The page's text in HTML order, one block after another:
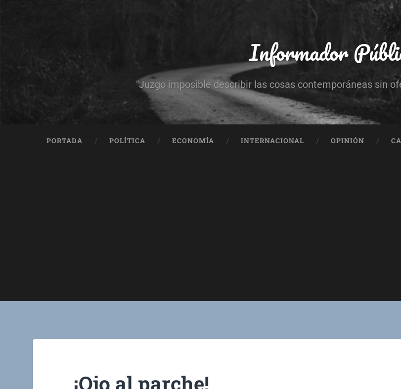
Informador
"Juzgo imposible describir las cosas contemporáneas sin
PORTADA POLÍTICA ECONOMÍA INTERNACIONAL OPINIÓN
¡Ojo al parche!